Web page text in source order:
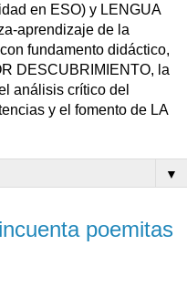
en ESO) y LENGUA
aprendizaje de la
fundamento didáctico,
DESCUBRIMIENTO, la
análisis crítico del
y el fomento de LA
▼
poemitas